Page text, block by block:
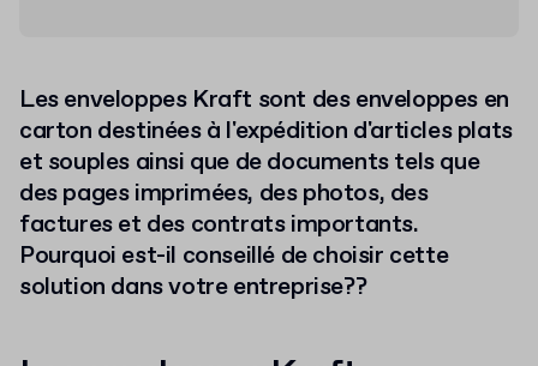
Les enveloppes Kraft sont des enveloppes en
carton destinées à l'expédition d'articles plats
et souples ainsi que de documents tels que
des pages imprimées, des photos, des
factures et des contrats importants.
Pourquoi est-il conseillé de choisir cette
solution dans votre entreprise??